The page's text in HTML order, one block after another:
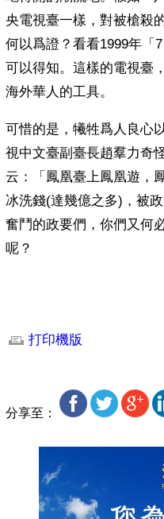
央電視臺一樣，對被槍殺
何以爲證？看看1999年「
可以得知。這樣的電視臺
海外華人的工具。
可惜的是，犧牲爲人良心
視中文臺副臺長趙羣力奇
云：「鳳凰臺上鳳凰遊，
冰洗錢(達幾億之多)，被
奮鬥的政要們，你們又何
呢？
打印機版
分享至：